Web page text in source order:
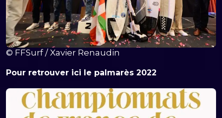
© FFSurf / Xavier Renaudin
Pour retrouver ici le palmarès 2022